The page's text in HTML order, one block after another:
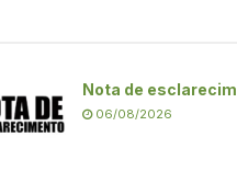
Nota de
06/08/2026